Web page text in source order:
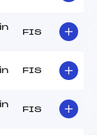
FIS
FIS
FIS